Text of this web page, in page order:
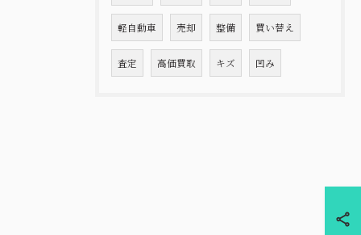
軽自動車 売却 整備 買い替え
査定 高価買取 キズ 凹み